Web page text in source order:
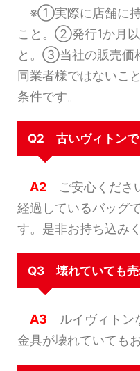
※①実際に店舗に持
こと。②発行1か月以
と。③当社の販売価
同業者様ではないこ
条件です。
Q2 古いヴィトンで
A2 ご安心くださ
経過しているバッグ
す。是非お持ち込み
Q3 壊れていても売
A3 ルイヴィトン
金具が壊れていても